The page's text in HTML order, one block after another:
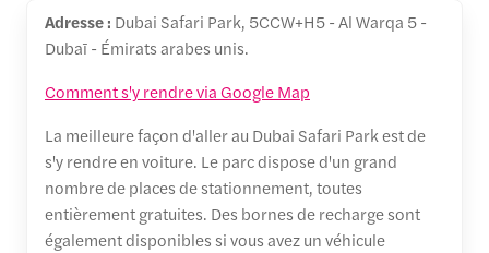
Adresse : Dubai Safari Park, 5CCW+H5 - Al Warqa 5 -
Dubaī - Émirats arabes unis.
Comment s'y rendre via Google Map
La meilleure façon d'aller au Dubai Safari Park est de
s'y rendre en voiture. Le parc dispose d'un grand
nombre de places de stationnement, toutes
entièrement gratuites. Des bornes de recharge sont
également disponibles si vous avez un véhicule